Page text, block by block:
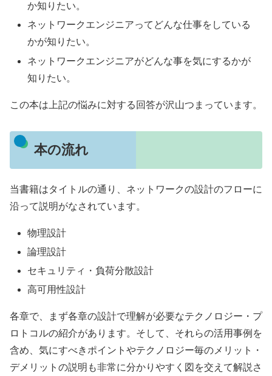
か知りたい。
ネットワークエンジニアってどんな仕事をしている
かが知りたい。
ネットワークエンジニアがどんな事を気にするかが
知りたい。
この本は上記の悩みに対する回答が沢山つまっています。
本の流れ
当書籍はタイトルの通り、ネットワークの設計のフローに
沿って説明がなされています。
物理設計
論理設計
セキュリティ・負荷分散設計
高可用性設計
各章で、まず各章の設計で理解が必要なテクノロジー・プ
ロトコルの紹介があります。そして、それらの活用事例を
含め、気にすべきポイントやテクノロジー毎のメリット・
デメリットの説明も非常に分かりやすく図を交えて解説さ